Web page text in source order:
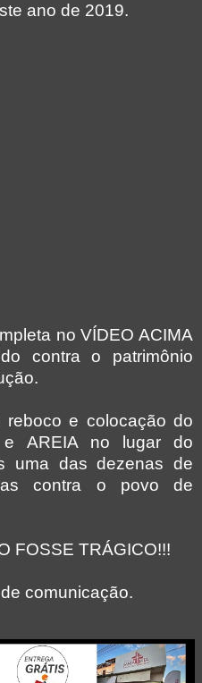
ano de 2019.
no VÍDEO ACIMA
contra o patrimônio
reboco e colocação do
e AREIA no lugar do
uma das dezenas de
contra o povo de
FOSSE TRÁGICO!!!
comunicação.